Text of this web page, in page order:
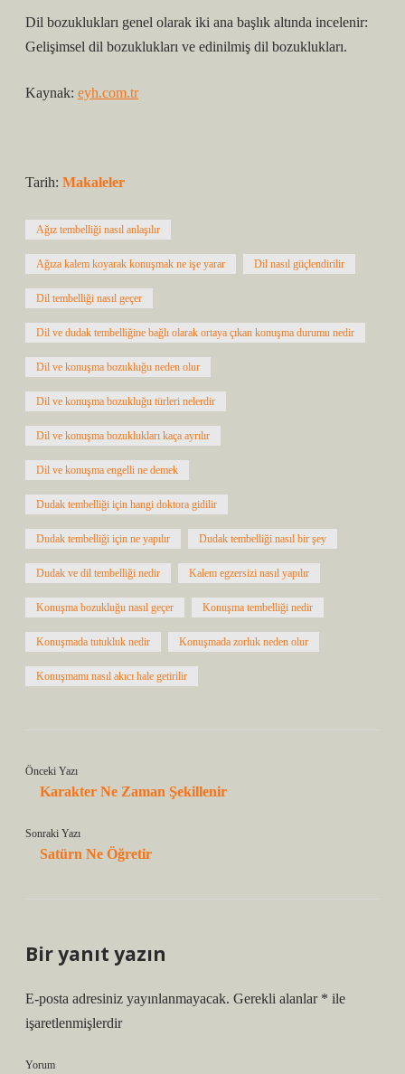
Dil bozuklukları genel olarak iki ana başlık altında incelenir:
Gelişimsel dil bozuklukları ve edinilmiş dil bozuklukları.
Kaynak: eyh.com.tr
Tarih: Makaleler
Ağız tembelliği nasıl anlaşılır
Ağıza kalem koyarak konuşmak ne işe yarar Dil nasıl güçlendirilir
Dil tembelliği nasıl geçer
Dil ve dudak tembelliğine bağlı olarak ortaya çıkan konuşma durumu nedir
Dil ve konuşma bozukluğu neden olur
Dil ve konuşma bozukluğu türleri nelerdir
Dil ve konuşma bozuklukları kaça ayrılır
Dil ve konuşma engelli ne demek
Dudak tembelliği için hangi doktora gidilir
Dudak tembelliği için ne yapılır Dudak tembelliği nasıl bir şey
Dudak ve dil tembelliği nedir Kalem egzersizi nasıl yapılır
Konuşma bozukluğu nasıl geçer Konuşma tembelliği nedir
Konuşmada tutukluk nedir Konuşmada zorluk neden olur
Konuşmamı nasıl akıcı hale getirilir
Önceki Yazı
Karakter Ne Zaman Şekillenir
Sonraki Yazı
Satürn Ne Öğretir
Bir yanıt yazın
E-posta adresiniz yayınlanmayacak. Gerekli alanlar * ile
işaretlenmişlerdir
Yorum